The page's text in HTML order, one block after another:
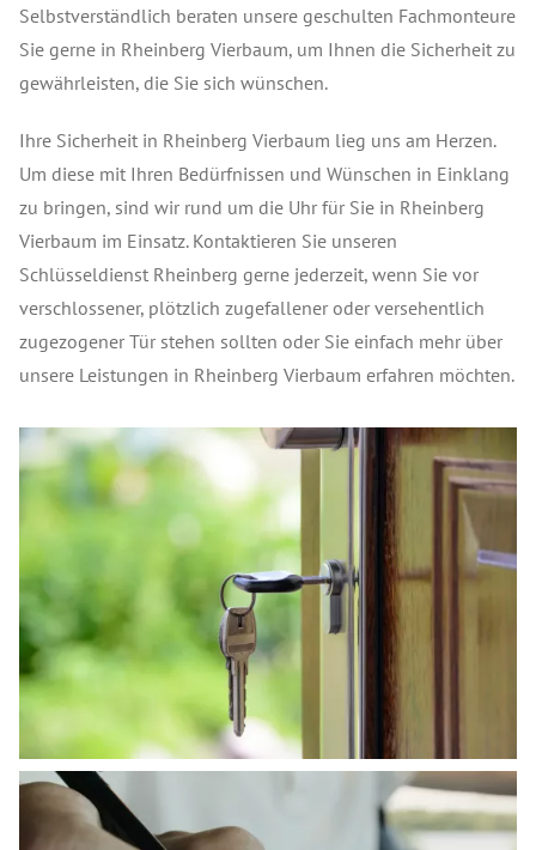
Selbstverständlich beraten unsere geschulten Fachmonteure
Sie gerne in Rheinberg Vierbaum, um Ihnen die Sicherheit zu
gewährleisten, die Sie sich wünschen.
Ihre Sicherheit in Rheinberg Vierbaum lieg uns am Herzen.
Um diese mit Ihren Bedürfnissen und Wünschen in Einklang
zu bringen, sind wir rund um die Uhr für Sie in Rheinberg
Vierbaum im Einsatz. Kontaktieren Sie unseren
Schlüsseldienst Rheinberg gerne jederzeit, wenn Sie vor
verschlossener, plötzlich zugefallener oder versehentlich
zugezogener Tür stehen sollten oder Sie einfach mehr über
unsere Leistungen in Rheinberg Vierbaum erfahren möchten.